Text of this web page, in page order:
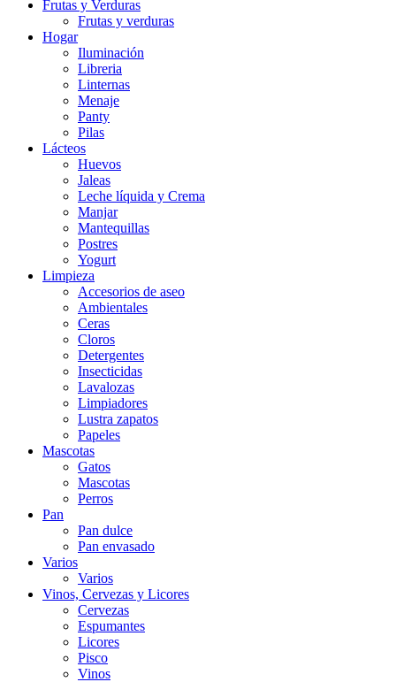
Frutas y Verduras
Frutas y verduras
Hogar
Iluminación
Libreria
Linternas
Menaje
Panty
Pilas
Lácteos
Huevos
Jaleas
Leche líquida y Crema
Manjar
Mantequillas
Postres
Yogurt
Limpieza
Accesorios de aseo
Ambientales
Ceras
Cloros
Detergentes
Insecticidas
Lavalozas
Limpiadores
Lustra zapatos
Papeles
Mascotas
Gatos
Mascotas
Perros
Pan
Pan dulce
Pan envasado
Varios
Varios
Vinos, Cervezas y Licores
Cervezas
Espumantes
Licores
Pisco
Vinos